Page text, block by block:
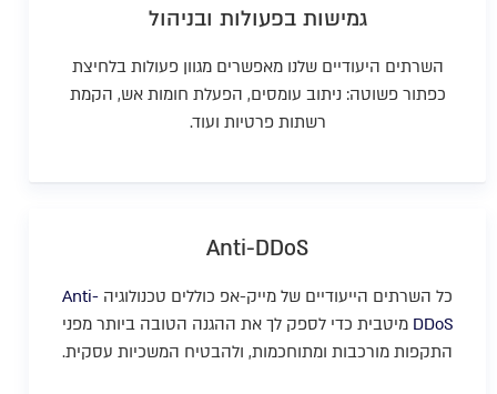
גמישות בפעולות ובניהול
השרתים היעודיים שלנו מאפשרים מגוון פעולות בלחיצת
כפתור פשוטה: ניתוב עומסים, הפעלת חומות אש, הקמת
רשתות פרטיות ועוד.
Anti-DDoS
כל השרתים הייעודיים של מייק-אפ כוללים טכנולוגיה Anti-
DDoSמיטבית כדי לספק לך את ההגנה הטובה ביותר מפני
התקפות מורכבות ומתוחכמות, ולהבטיח המשכיות עסקית.